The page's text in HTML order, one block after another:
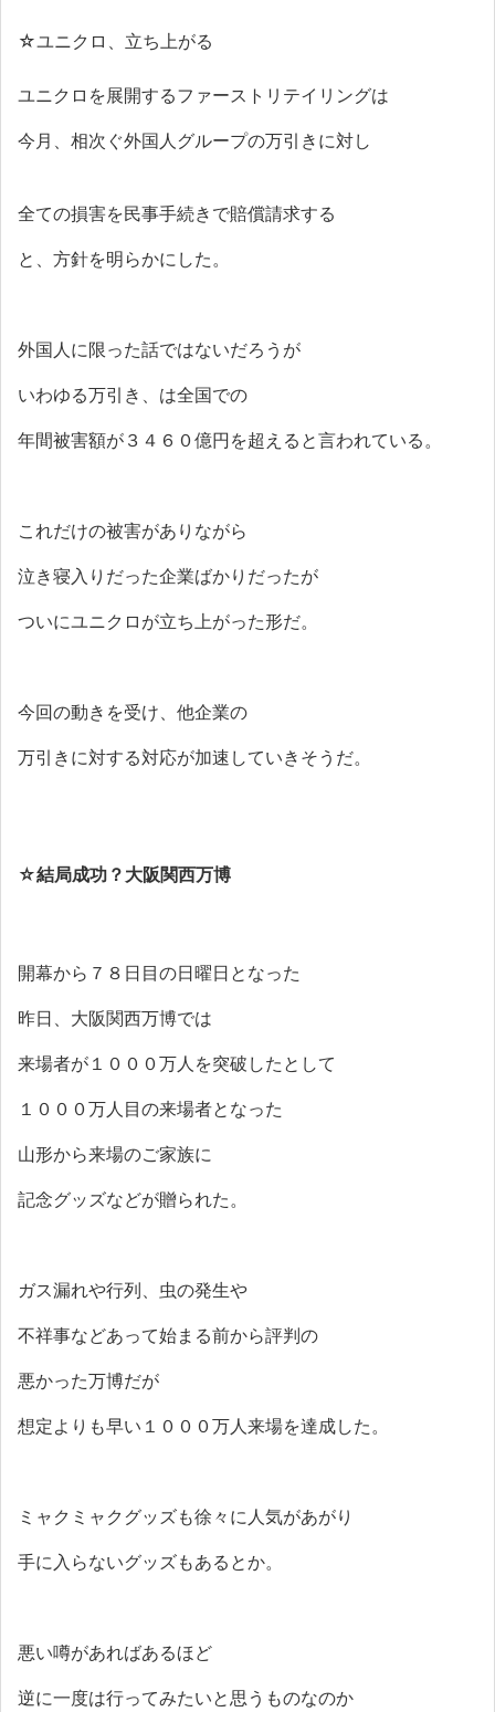
☆ユニクロ、立ち上がる
ユニクロを展開するファーストリテイリングは
今月、相次ぐ外国人グループの万引きに対し
全ての損害を民事手続きで賠償請求する
と、方針を明らかにした。
外国人に限った話ではないだろうが
いわゆる万引き、は全国での
年間被害額が３４６０億円を超えると言われている。
これだけの被害がありながら
泣き寝入りだった企業ばかりだったが
ついにユニクロが立ち上がった形だ。
今回の動きを受け、他企業の
万引きに対する対応が加速していきそうだ。
☆結局成功？大阪関西万博
開幕から７８日目の日曜日となった
昨日、大阪関西万博では
来場者が１０００万人を突破したとして
１０００万人目の来場者となった
山形から来場のご家族に
記念グッズなどが贈られた。
ガス漏れや行列、虫の発生や
不祥事などあって始まる前から評判の
悪かった万博だが
想定よりも早い１０００万人来場を達成した。
ミャクミャクグッズも徐々に人気があがり
手に入らないグッズもあるとか。
悪い噂があればあるほど
逆に一度は行ってみたいと思うものなのか